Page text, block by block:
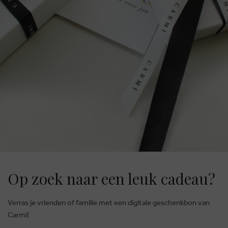
Op zoek naar een leuk cadeau?
Verras je vrienden of familie met een digitale geschenkbon van
Carmi!